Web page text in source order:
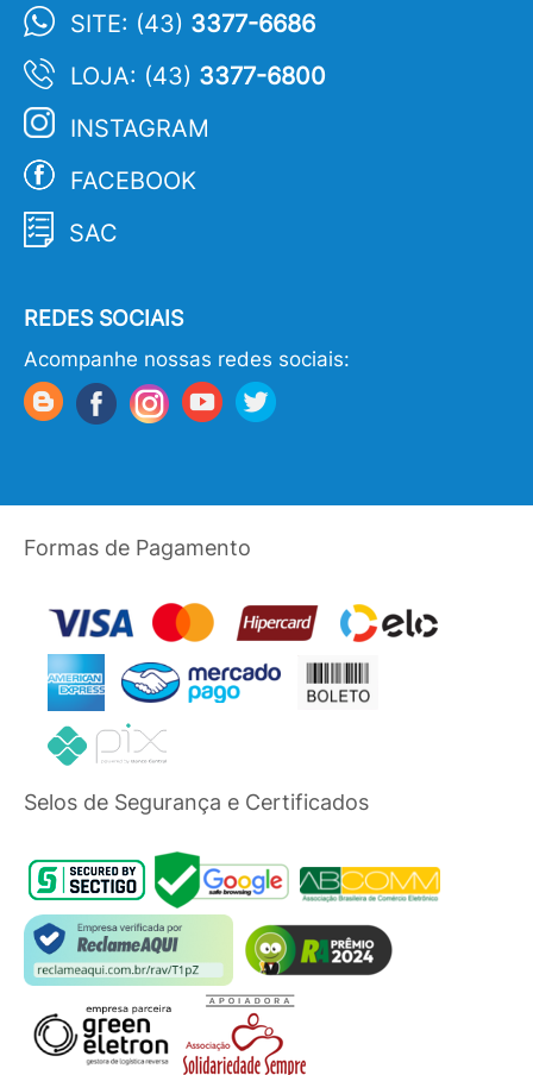
SITE: (43) 3377-6686
LOJA: (43) 3377-6800
INSTAGRAM
FACEBOOK
SAC
REDES SOCIAIS
Acompanhe nossas redes sociais:
Formas de Pagamento
Selos de Segurança e Certificados